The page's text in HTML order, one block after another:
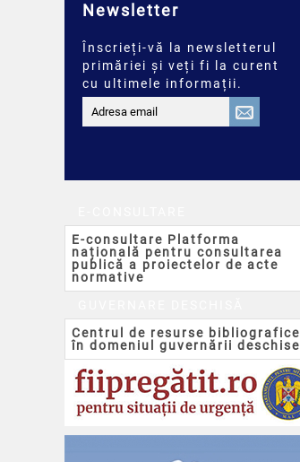
Newsletter
Înscrieți-vă la newsletterul
primăriei și veți fi la curent
cu ultimele informații.
E-consultare Platforma
națională pentru consultarea
publică a proiectelor de acte
normative
Centrul de resurse bibliografice
în domeniul guvernării deschise